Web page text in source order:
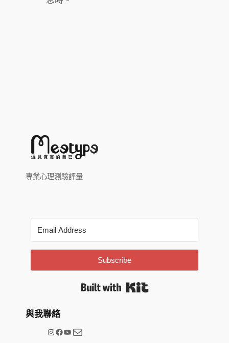
專業心理測驗評量
Subscribe
與我聯絡
@meetype.tw Facebook YouTube 電子郵件